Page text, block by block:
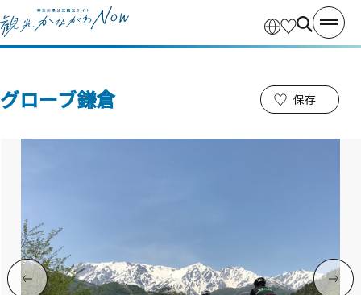
グローブ鎌倉 保存